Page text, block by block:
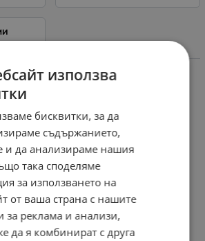
кожаизползва
бисквитки, за да
съдържанието,
и да анализираме нашия
така споделяме
за използването на
от ваша страна с нашите
за реклама и анализи,
да я комбинират с друга